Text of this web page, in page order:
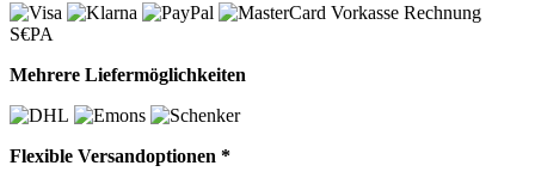
Vorkasse Rechnung
S€PA
Mehrere Liefermöglichkeiten
Flexible Versandoptionen *